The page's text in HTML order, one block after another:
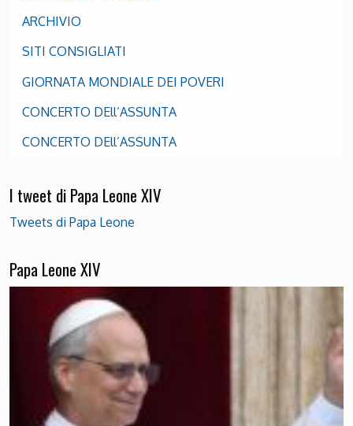
ARCHIVIO
SITI CONSIGLIATI
GIORNATA MONDIALE DEI POVERI
CONCERTO DEll’ASSUNTA
CONCERTO DEll’ASSUNTA
I tweet di Papa Leone XIV
Tweets di Papa Leone
Papa Leone XIV